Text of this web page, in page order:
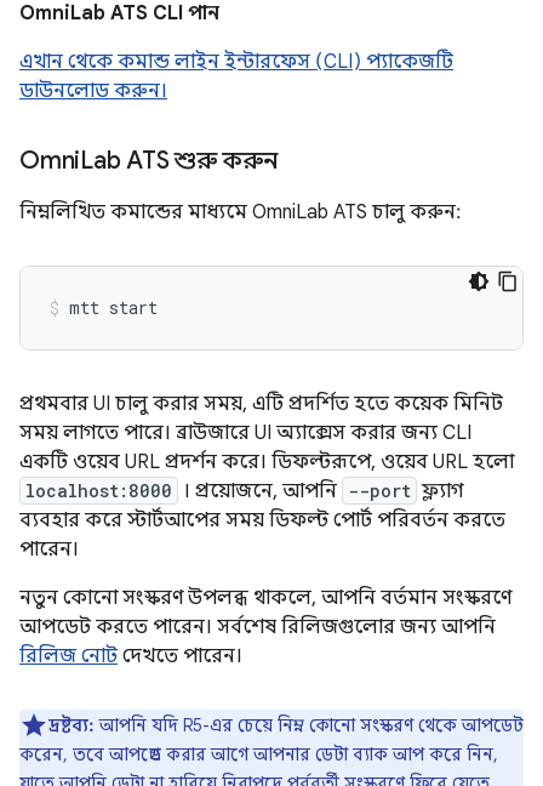
OmniLab ATS CLI পান
এখান থেকে কমান্ড লাইন ইন্টারফেস (CLI) প্যাকেজটি
ডাউনলোড করুন।
OmniLab ATS শুরু করুন
নিম্নলিখিত কমান্ডের মাধ্যমে OmniLab ATS চালু করুন:
প্রথমবার UI চালু করার সময়, এটি প্রদর্শিত হতে কয়েক মিনিট
সময় লাগতে পারে। ব্রাউজারে UI অ্যাক্সেস করার জন্য CLI
একটি ওয়েব URL প্রদর্শন করে। ডিফল্টরূপে, ওয়েব URL হলো
localhost:8000 । প্রয়োজনে, আপনি --port ফ্ল্যাগ
ব্যবহার করে স্টার্টআপের সময় ডিফল্ট পোর্ট পরিবর্তন করতে
পারেন।
নতুন কোনো সংস্করণ উপলব্ধ থাকলে, আপনি বর্তমান সংস্করণে
আপডেট করতে পারেন। সর্বশেষ রিলিজগুলোর জন্য আপনি
রিলিজ নোট দেখতে পারেন।
দ্রষ্টব্য: আপনি যদি R5-এর চেয়ে নিম্ন কোনো সংস্করণ থেকে আপডেট
করেন, তবে আপগ্রেড করার আগে আপনার ডেটা ব্যাক আপ করে নিন,